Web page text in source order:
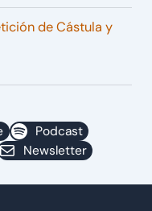
de Cástula y
Podcast
Newsletter